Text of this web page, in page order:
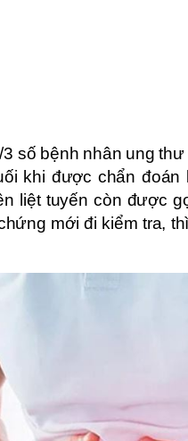
số bệnh nhân ung
khi được chẩn
liệt tuyến còn được
mới đi kiểm tra,